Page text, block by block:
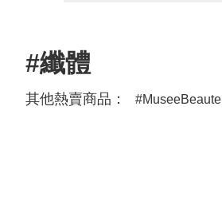
#纖體
其他熱賣商品： MuseeBeaute